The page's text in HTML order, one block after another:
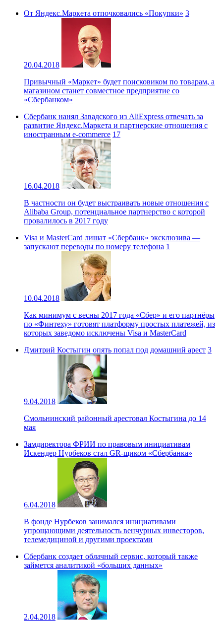
От Яндекс.Маркета отпочковались «Покупки» 3
20.04.2018
Привычный «Маркет» будет поисковиком по товарам, а
магазином станет совместное предприятие со
«Сбербанком»
Сбербанк нанял Завадского из AliExpress отвечать за
развитие Яндекс.Маркета и партнерские отношения с
иностранным e-commerce 17
16.04.2018
В частности он будет выстраивать новые отношения с
Alibaba Group, потенциальное партнерство с которой
провалилось в 2017 году
Visa и MasterCard лишат «Сбербанк» эксклюзива —
запускают переводы по номеру телефона 1
10.04.2018
Как минимум с весны 2017 года «Сбер» и его партнёры
по «Финтеху» готовят платформу простых платежей, из
которых заведомо исключены Visa и MasterCard
Дмитрий Костыгин опять попал под домашний арест 3
9.04.2018
Смольнинский районный арестовал Костыгина до 14
мая
Замдиректора ФРИИ по правовым инициативам
Искендер Нурбеков стал GR-щиком «Сбербанка»
6.04.2018
В фонде Нурбеков занимался инициативами
упрощающими деятельность венчурных инвесторов,
телемедициной и другими проектами
Сбербанк создает облачный сервис, который также
займется аналитикой «больших данных»
2.04.2018